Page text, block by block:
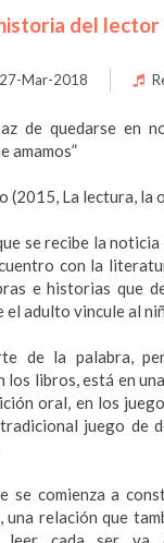
del lector
27-Mar-2018
de quedarse en
amamos”
(2015, La lectura, la
se recibe la noticia
con la
e historias que
el adulto vincule al
de la palabra,
los libros, está en
oral, en los
juego de
se comienza a
relación que